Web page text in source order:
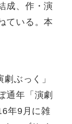
成、作・演
ている。本
ぶっく」
通年「演劇
年9月に雑